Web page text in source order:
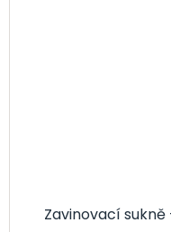
Zavinovací sukně